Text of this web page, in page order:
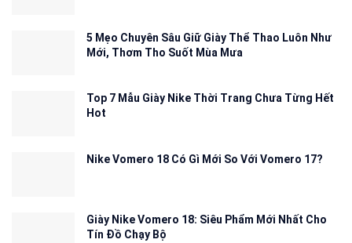
5 Mẹo Chuyên Sâu Giữ Giày Thể Thao Luôn Như
Mới, Thơm Tho Suốt Mùa Mưa
Top 7 Mẫu Giày Nike Thời Trang Chưa Từng Hết
Hot
Nike Vomero 18 Có Gì Mới So Với Vomero 17?
Giày Nike Vomero 18: Siêu Phẩm Mới Nhất Cho
Tín Đồ Chạy Bộ